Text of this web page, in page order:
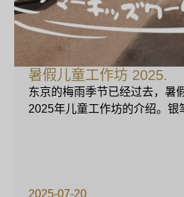
暑假儿童工作坊 2025.
2025-07-20
东京的梅雨季节已经过去，暑
2025年儿童工作坊的介绍。银